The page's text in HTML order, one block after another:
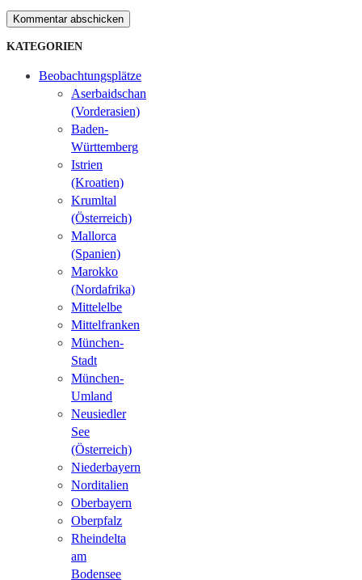
Kommentar abschicken
KATEGORIEN
Beobachtungsplätze
Aserbaidschan
(Vorderasien)
Baden-
Württemberg
Istrien
(Kroatien)
Krumltal
(Österreich)
Mallorca
(Spanien)
Marokko
(Nordafrika)
Mittelelbe
Mittelfranken
München-
Stadt
München-
Umland
Neusiedler
See
(Österreich)
Niederbayern
Norditalien
Oberbayern
Oberpfalz
Rheindelta
am
Bodensee